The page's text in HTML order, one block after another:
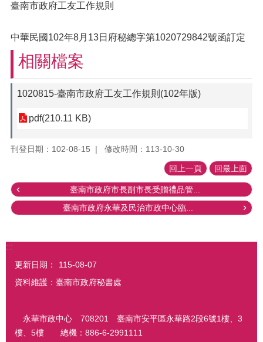
臺南市政府工友工作規則
中華民國102年8月13日府秘總字第1020729842號函訂定
相關檔案
1020815-臺南市政府工友工作規則(102年版)
pdf(210.11 KB)
刊登日期：102-08-15 修改時間：113-10-30
回上一頁 回最上面
臺南市政府市長副市長受贈禮品管...
臺南市政府永華及民治市政中心臨...
:::
更新日期：
115-08-07
資料維護：臺南市政府秘書處
永華市政中心 708201 臺南市安平區永華路2段6號1樓、3
樓、5樓 總機：886-6-2991111